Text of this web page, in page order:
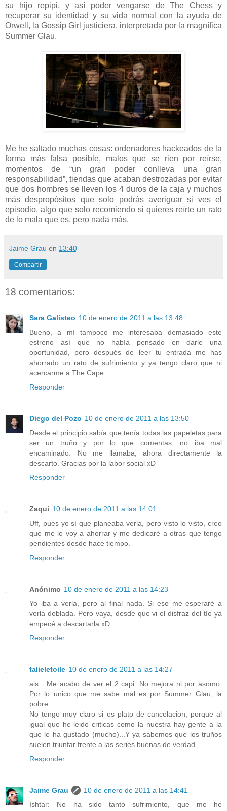
su hijo repipi, y así poder vengarse de The Chess y
recuperar su identidad y su vida normal con la ayuda de
Orwell, la Gossip Girl justiciera, interpretada por la magnífica
Summer Glau.
Me he saltado muchas cosas: ordenadores hackeados de la
forma más falsa posible, malos que se rien por reírse,
momentos de “un gran poder conlleva una gran
responsabilidad”, tiendas que acaban destrozadas por evitar
que dos hombres se lleven los 4 duros de la caja y muchos
más despropósitos que solo podrás averiguar si ves el
episodio, algo que solo recomiendo si quieres reírte un rato
de lo mala que es, pero nada más.
Jaime Grau en 13:40
Compartir
18 comentarios:
Sara Galisteo 10 de enero de 2011 a las 13:48
Bueno, a mí tampoco me interesaba demasiado este
estreno así que no había pensado en darle una
oportunidad, pero después de leer tu entrada me has
ahorrado un rato de sufrimiento y ya tengo claro que ni
acercarme a The Cape.
Responder
Diego del Pozo 10 de enero de 2011 a las 13:50
Desde el principio sabía que tenía todas las papeletas para
ser un truño y por lo que comentas, no iba mal
encaminado. No me llamaba, ahora directamente la
descarto. Gracias por la labor social xD
Responder
Zaqui 10 de enero de 2011 a las 14:01
Uff, pues yo sí que planeaba verla, pero visto lo visto, creo
que me lo voy a ahorrar y me dedicaré a otras que tengo
pendientes desde hace tiempo.
Responder
Anónimo 10 de enero de 2011 a las 14:23
Yo iba a verla, pero al final nada. Si eso me esperaré a
verla doblada. Pero vaya, desde que vi el disfraz del tío ya
empecé a descartarla xD
Responder
talieletoile 10 de enero de 2011 a las 14:27
ais....Me acabo de ver el 2 capi. No mejora ni por asomo.
Por lo unico que me sabe mal es por Summer Glau, la
pobre.
No tengo muy claro si es plato de cancelacion, porque al
igual que he leido criticas como la nuestra hay gente a la
que le ha gustado (mucho)...Y ya sabemos que los truños
suelen triunfar frente a las series buenas de verdad.
Responder
Jaime Grau
10 de enero de 2011 a las 14:41
Ishtar: No ha sido tanto sufrimiento, que me he